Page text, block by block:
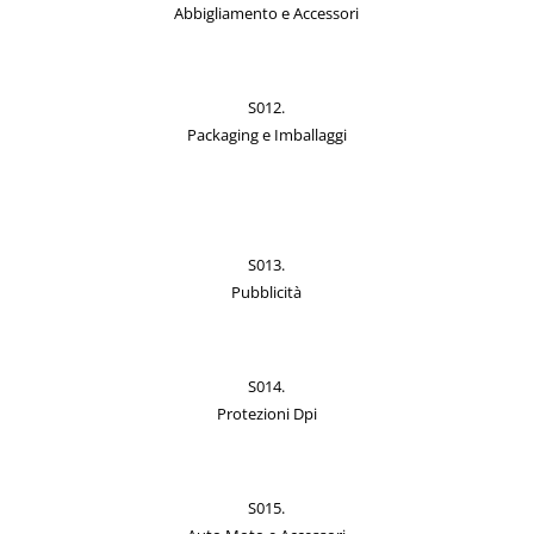
Abbigliamento e Accessori
S012.
Packaging e Imballaggi
S013.
Pubblicità
S014.
Protezioni Dpi
S015.